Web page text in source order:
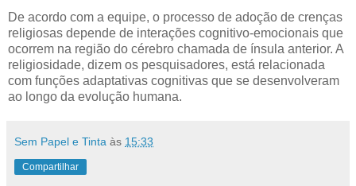
De acordo com a equipe, o processo de adoção de crenças
religiosas depende de interações cognitivo-emocionais que
ocorrem na região do cérebro chamada de ínsula anterior. A
religiosidade, dizem os pesquisadores, está relacionada
com funções adaptativas cognitivas que se desenvolveram
ao longo da evolução humana.
Sem Papel e Tinta às 15:33
Compartilhar